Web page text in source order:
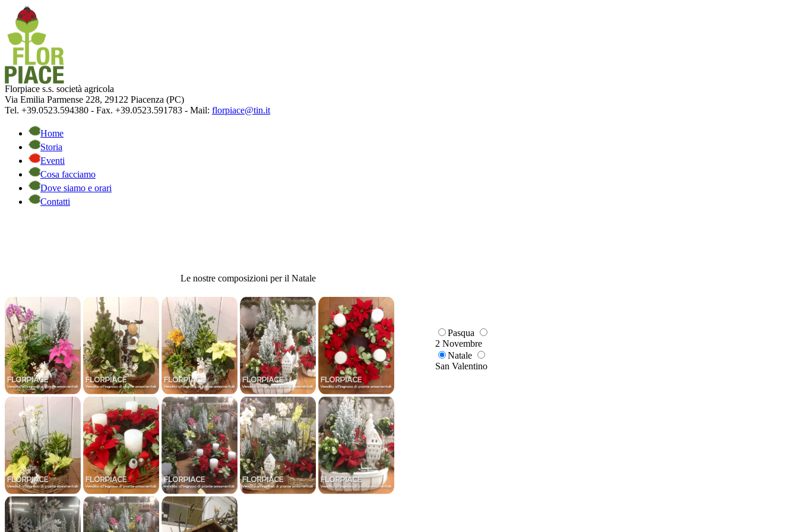
Florpiace s.s. società agricola
Via Emilia Parmense 228, 29122 Piacenza (PC)
Tel. +39.0523.594380 - Fax. +39.0523.591783 - Mail: florpiace@tin.it
Home
Storia
Eventi
Cosa facciamo
Dove siamo e orari
Contatti
Le nostre composizioni per il Natale
Pasqua
2 Novembre
Natale
San Valentino